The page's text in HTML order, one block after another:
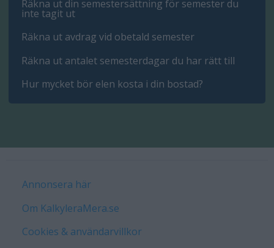
Räkna ut din semestersättning för semester du
inte tagit ut
Räkna ut avdrag vid obetald semester
Räkna ut antalet semesterdagar du har rätt till
Hur mycket bör elen kosta i din bostad?
Annonsera här
Om KalkyleraMera.se
Cookies & användarvillkor